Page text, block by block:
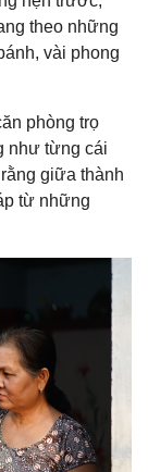
theo những
vài phong
phòng trọ
như từng cái
giữa thành
từ những